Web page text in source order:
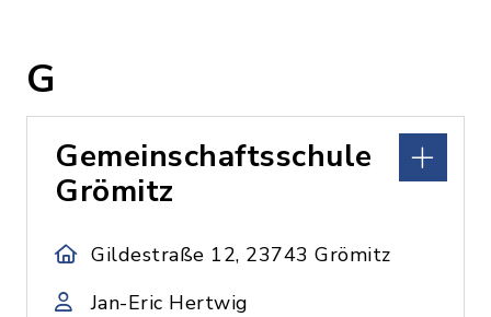
G
Gemeinschaftsschule
Grömitz
Gildestraße 12, 23743 Grömitz
Jan-Eric Hertwig